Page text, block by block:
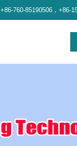
+86-760-85190506，+86-